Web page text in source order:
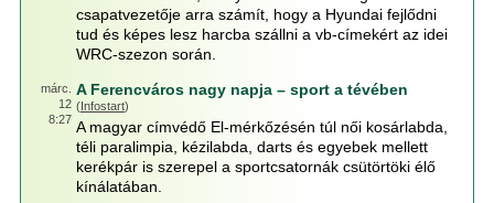
csapatvezetője arra számít, hogy a Hyundai fejlődni
tud és képes lesz harcba szállni a vb-címekért az idei
WRC-szezon során.
márc.
12
8:27
A Ferencváros nagy napja – sport a tévében
(Infostart)
A magyar címvédő El-mérkőzésén túl női kosárlabda,
téli paralimpia, kézilabda, darts és egyebek mellett
kerékpár is szerepel a sportcsatornák csütörtöki élő
kínálatában.